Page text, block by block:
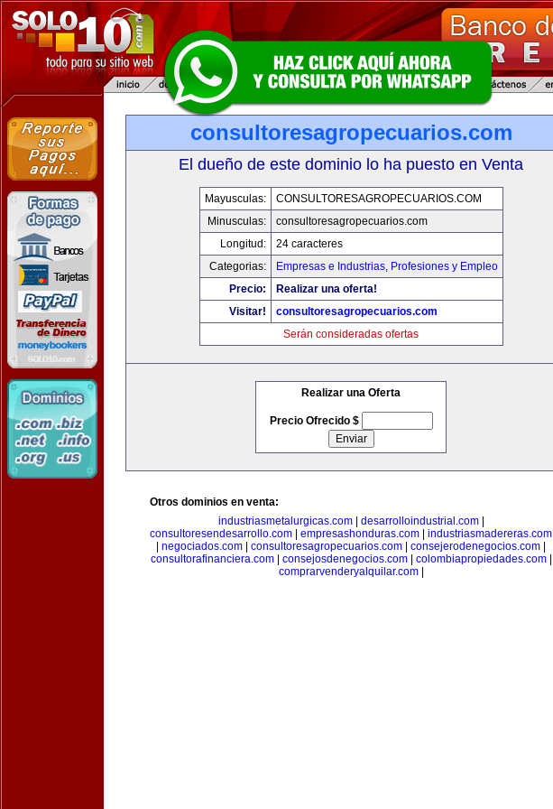
consultoresagropecuarios.com
El dueño de este dominio lo ha puesto en Venta
Mayusculas:
CONSULTORESAGROPECUARIOS.COM
Minusculas:
consultoresagropecuarios.com
Longitud:
24 caracteres
Categorias:
Empresas e Industrias, Profesiones y Empleo
Precio:
Realizar una oferta!
Visitar!
consultoresagropecuarios.com
Serán consideradas ofertas
Realizar una Oferta
Precio Ofrecido $
Otros dominios en venta:
industriasmetalurgicas.com| desarrolloindustrial.com|
consultoresendesarrollo.com
empresashonduras.com
industriasmadereras.com
negociados.com consultoresagropecuarios.com consejerodenegocios.com
consultorafinanciera.com| consejosdenegocios.com| colombiapropiedades.com|
comprarvenderyalquilar.com|